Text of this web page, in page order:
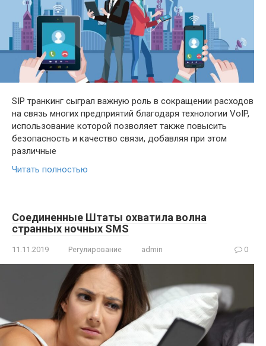
SIP транкинг сыграл важную роль в сокращении расходов
на связь многих предприятий благодаря технологии VoIP,
использование которой позволяет также повысить
безопасность и качество связи, добавляя при этом
различные
Читать полностью
Соединенные Штаты охватила волна
странных ночных SMS
11.11.2019 Регулирование admin 0